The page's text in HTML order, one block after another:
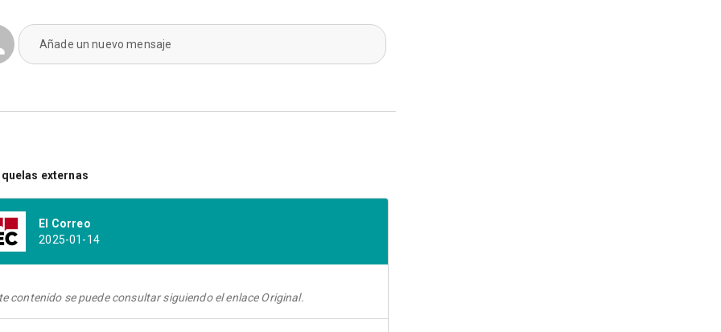
Añade un nuevo mensaje
externas
El Correo
2025-01-14
contenido se puede consultar siguiendo el enlace Original.